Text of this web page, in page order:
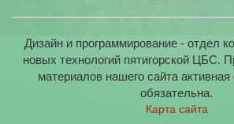
Дизайн и программирование - отдел
новых технологий пятигорской ЦБС.
материалов нашего сайта
обязательна.
Карта сайта